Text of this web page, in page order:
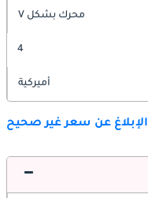
محرك بشكل V
4
أميركية
الإبلاغ عن سعر غير صحيح